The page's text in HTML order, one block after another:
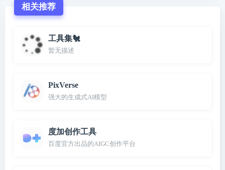
相关推荐
工具集🐔
暂无描述
PixVerse
强大的生成式AI模型
度加创作工具
百度官方出品的AIGC创作平台